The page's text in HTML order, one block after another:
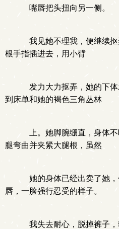
嘴唇把头扭向另一侧。
我见她不理我，便继续
根手指插进去，用小臂
发力大力抠弄，她的下
到床单和她的褐色三角丛林
上。她脚腕绷直，身体
腿弯曲并夹紧大腿根，虽然
她的身体已经出卖了她
唇，一脸强行忍受的样子。
我失去耐心，脱掉裤子